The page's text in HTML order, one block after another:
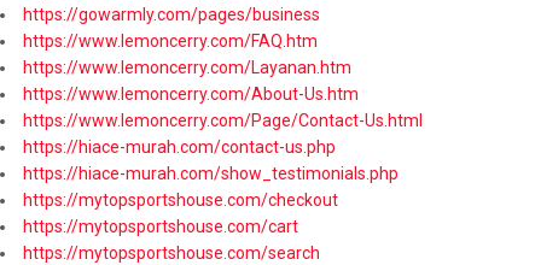
https://gowarmly.com/pages/business
https://www.lemoncerry.com/FAQ.htm
https://www.lemoncerry.com/Layanan.htm
https://www.lemoncerry.com/About-Us.htm
https://www.lemoncerry.com/Page/Contact-Us.html
https://hiace-murah.com/contact-us.php
https://hiace-murah.com/show_testimonials.php
https://mytopsportshouse.com/checkout
https://mytopsportshouse.com/cart
https://mytopsportshouse.com/search